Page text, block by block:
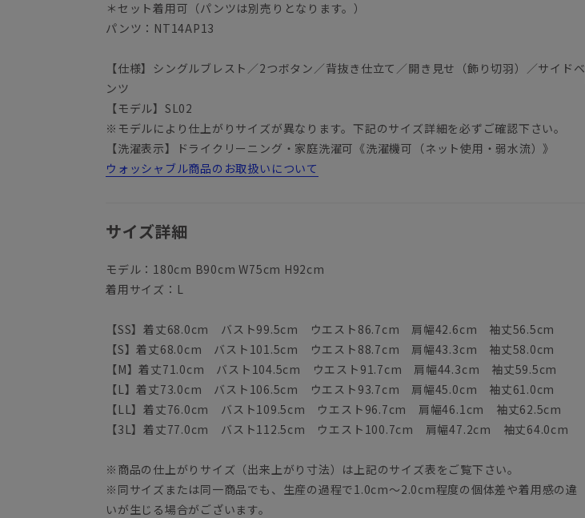
＊セット着用可（パンツは別売りとなります。）
パンツ：NT14AP13
【仕様】シングルブレスト／2つボタン／背抜き仕立て／開き見せ（飾り切羽）／サイドベ
ンツ
【モデル】SL02
※モデルにより仕上がりサイズが異なります。下記のサイズ詳細を必ずご確認下さい。
【洗濯表示】ドライクリーニング・家庭洗濯可《洗濯機可（ネット使用・弱水流）》
ウォッシャブル商品のお取扱いについて
サイズ詳細
モデル：180cm B90cm W75cm H92cm
着用サイズ：L
【SS】着丈68.0cm バスト99.5cm ウエスト86.7cm 肩幅42.6cm 袖丈56.5cm
【S】着丈68.0cm バスト101.5cm ウエスト88.7cm 肩幅43.3cm 袖丈58.0cm
【M】着丈71.0cm バスト104.5cm ウエスト91.7cm 肩幅44.3cm 袖丈59.5cm
【L】着丈73.0cm バスト106.5cm ウエスト93.7cm 肩幅45.0cm 袖丈61.0cm
【LL】着丈76.0cm バスト109.5cm ウエスト96.7cm 肩幅46.1cm 袖丈62.5cm
【3L】着丈77.0cm バスト112.5cm ウエスト100.7cm 肩幅47.2cm 袖丈64.0cm
※商品の仕上がりサイズ（出来上がり寸法）は上記のサイズ表をご覧下さい。
※同サイズまたは同一商品でも、生産の過程で1.0cm～2.0cm程度の個体差や着用感の違
いが生じる場合がございます。